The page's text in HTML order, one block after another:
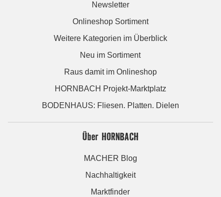
Newsletter
Onlineshop Sortiment
Weitere Kategorien im Überblick
Neu im Sortiment
Raus damit im Onlineshop
HORNBACH Projekt-Marktplatz
BODENHAUS: Fliesen. Platten. Dielen
Über HORNBACH
MACHER Blog
Nachhaltigkeit
Marktfinder